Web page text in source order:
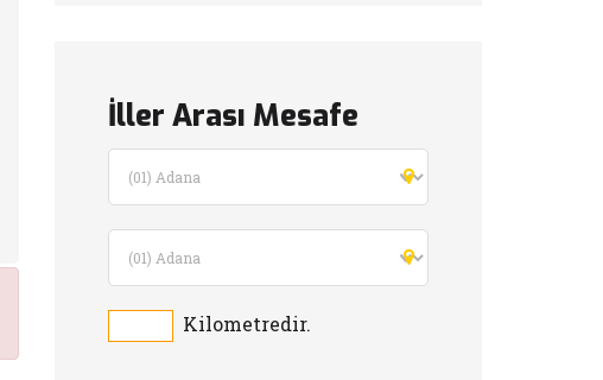
İller Arası Mesafe
Kilometredir.